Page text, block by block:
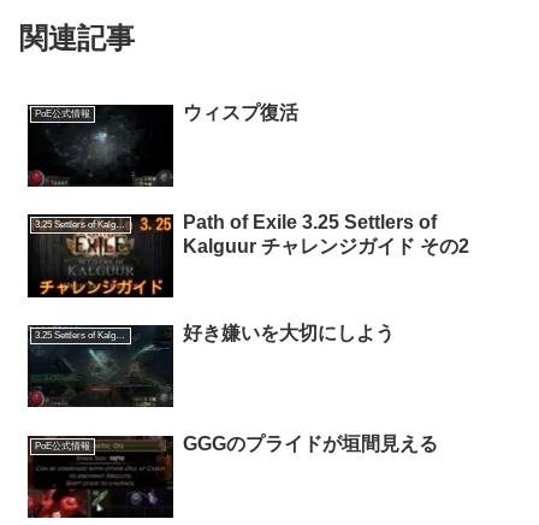
関連記事
PoE公式情報 ウィスプ復活
3.25 Settlers of Kalguur
Path of Exile 3.25 Settlers of
Kalguur チャレンジガイド その2
3.25 Settlers of Kalguur 好き嫌いを大切にしよう
PoE公式情報 GGGのプライドが垣間見える